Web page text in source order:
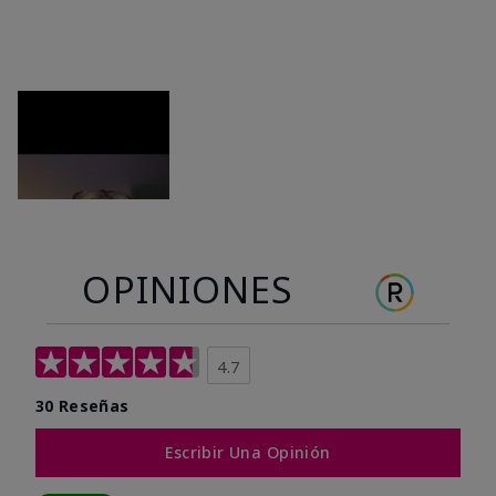
OPINIONES
4.7
30 Reseñas
Escribir Una Opinión